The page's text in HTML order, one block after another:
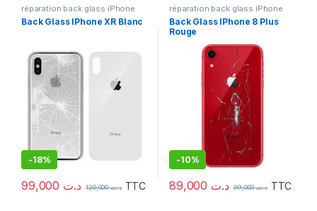
réparation back glass iPhone
Back Glass IPhone XR Blanc
-18%
د.ت د.ت120,000 TTC
réparation back glass iPhone
Back Glass IPhone 8 Plus
Rouge
-10%
د.ت د.ت99,000 TTC